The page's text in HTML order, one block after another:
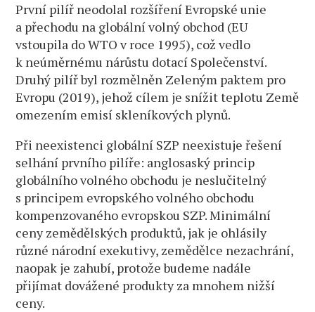
První pilíř neodolal rozšíření Evropské unie
a přechodu na globální volný obchod (EU
vstoupila do WTO v roce 1995), což vedlo
k neúměrnému nárůstu dotací Společenství.
Druhý pilíř byl rozmělněn Zeleným paktem pro
Evropu (2019), jehož cílem je snížit teplotu Země
omezením emisí skleníkových plynů.
Při neexistenci globální SZP neexistuje řešení
selhání prvního pilíře: anglosaský princip
globálního volného obchodu je neslučitelný
s principem evropského volného obchodu
kompenzovaného evropskou SZP. Minimální
ceny zemědělských produktů, jak je ohlásily
různé národní exekutivy, zemědělce nezachrání,
naopak je zahubí, protože budeme nadále
přijímat dovážené produkty za mnohem nižší
ceny.